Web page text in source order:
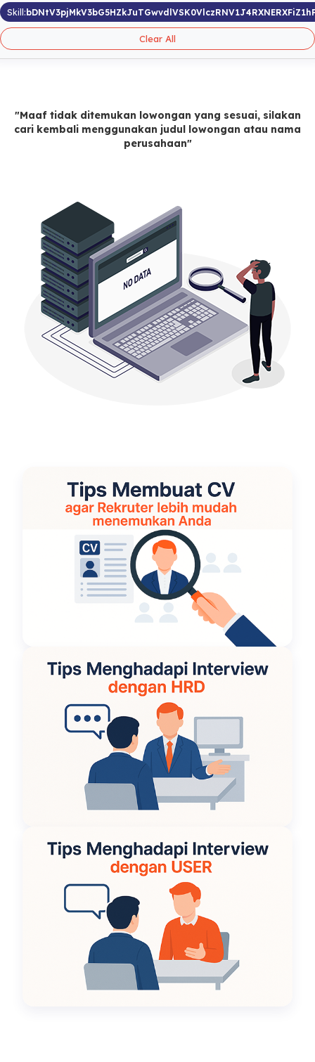
Skill:
Clear All
"Maaf tidak ditemukan lowongan yang sesuai, silakan
cari kembali menggunakan judul lowongan atau nama
perusahaan"